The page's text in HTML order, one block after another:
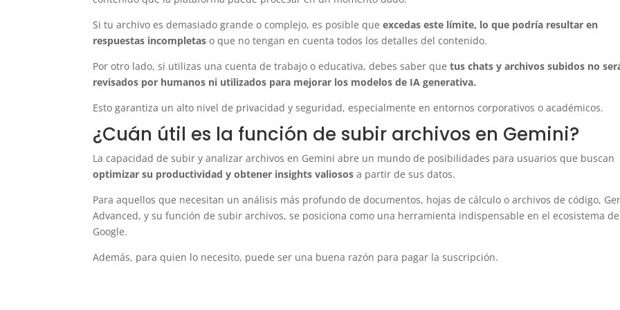
Si tu archivo es demasiado grande o complejo, es posible queexcedas este límite, lo que podría resultar en
respuestas incompletas o que no tengan en cuenta todos los detalles del contenido.
Por otro lado, si utilizas una cuenta de trabajo o educativa, debes saber quetus chats y archivos subidos no
revisados por humanos ni utilizados para mejorar los modelos de IA generativa.
Esto garantiza un alto nivel de privacidad y seguridad, especialmente en entornos corporativos o académicos.
¿Cuán útil es la función de subir archivos en Gemini?
La capacidad de subir y analizar archivos en Gemini abre un mundo de posibilidades para usuarios que buscan
optimizar su productividad y obtener insights valiosos a partir de sus datos.
Para aquellos que necesitan un análisis más profundo de documentos, hojas de cálculo o archivos de código,
Advanced, y su función de subir archivos, se posiciona como una herramienta indispensable en el ecosistema de
Google.
Además, para quien lo necesito, puede ser una buena razón para pagar la suscripción.